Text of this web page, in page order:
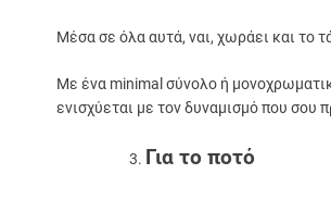
Μέσα σε όλα αυτά, ναι, χωράει και το
Με ένα minimal σύνολο ή
ενισχύεται με τον δυναμισμό που σου
Για το ποτό